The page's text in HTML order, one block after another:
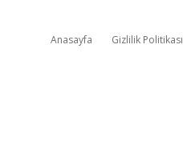
Anasayfa Gizlilik Politikası